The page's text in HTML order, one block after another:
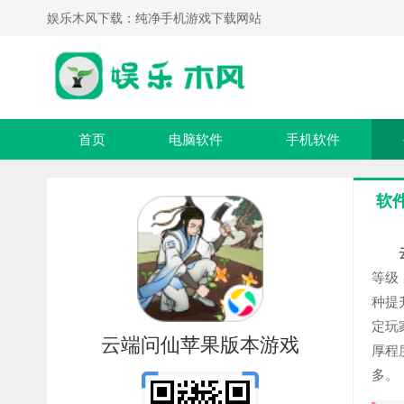
娱乐木风下载：纯净手机游戏下载网站
首页 电脑软件 手机软件
云端问仙苹果版本游戏
软
等级
种提
定玩
厚程
多。